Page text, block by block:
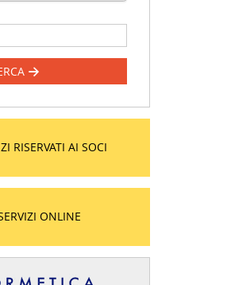
RISERVATI AI SOCI
ONLINE